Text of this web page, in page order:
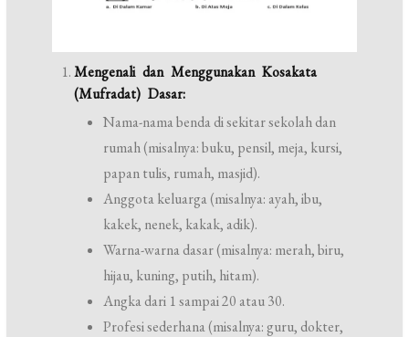
Mengenali dan Menggunakan Kosakata
(Mufradat) Dasar:
Nama-nama benda di sekitar sekolah dan
rumah (misalnya: buku, pensil, meja, kursi,
papan tulis, rumah, masjid).
Anggota keluarga (misalnya: ayah, ibu,
kakek, nenek, kakak, adik).
Warna-warna dasar (misalnya: merah, biru,
hijau, kuning, putih, hitam).
Angka dari 1 sampai 20 atau 30.
Profesi sederhana (misalnya: guru, dokter,